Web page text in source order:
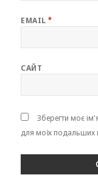
EMAIL*
САЙТ
Зберегти моє
для моїх подальших